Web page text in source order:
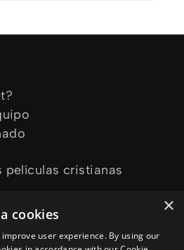
películas cristianas
×
cookies
user experience. By using our